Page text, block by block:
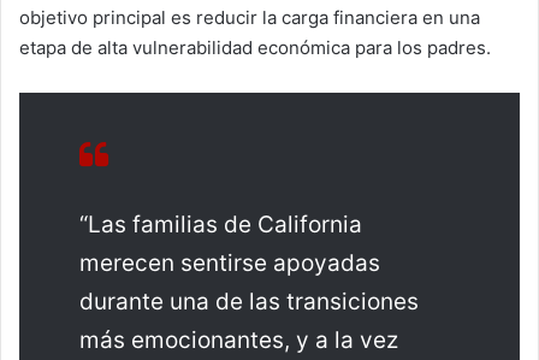
objetivo principal es reducir la carga financiera en una
etapa de alta vulnerabilidad económica para los padres.
“Las familias de California
merecen sentirse apoyadas
durante una de las transiciones
más emocionantes, y a la vez